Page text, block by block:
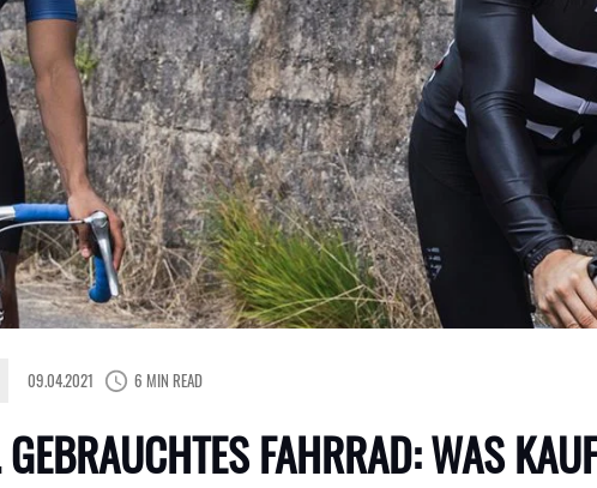
FAHRRAD: WAS
09.04.2021 6 MIN READ